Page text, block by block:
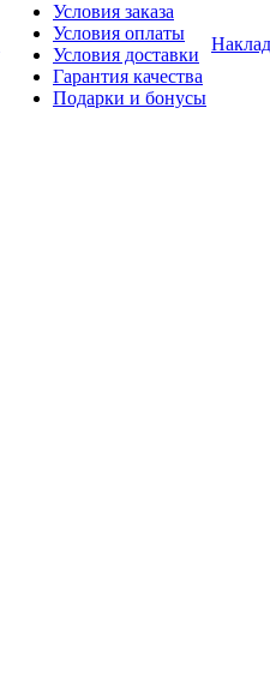
Условия заказа
Условия оплаты
Условия доставки
Гарантия качества
Подарки и бонусы